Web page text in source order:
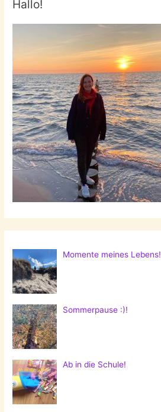
Hallo!
Momente meines Lebens!
Sommerpause :)!
Ab in die Schule!